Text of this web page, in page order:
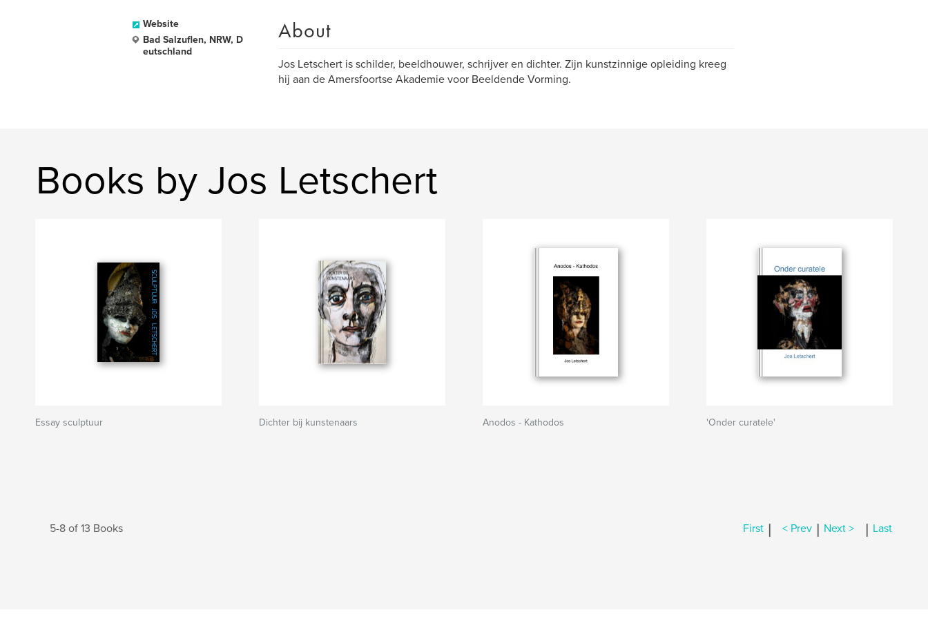
Website
Bad Salzuflen, NRW, D
eutschland
About
Jos Letschert is schilder, beeldhouwer, schrijver en dichter. Zijn kunstzinnige opleiding kreeg
hij aan de Amersfoortse Akademie voor Beeldende Vorming.
Books by Jos Letschert
Essay sculptuur Dichter bij kunstenaars Anodos - Kathodos 'Onder curatele'
5-8 of 13 Books First | < Prev | Next > | Last